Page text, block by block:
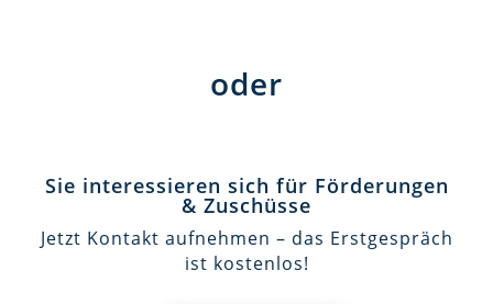
oder
Sie interessieren sich für Förderungen
& Zuschüsse
Jetzt Kontakt aufnehmen – das Erstgespräch
ist kostenlos!